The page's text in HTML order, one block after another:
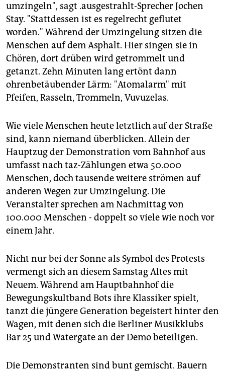
umzingeln", sagt .ausgestrahlt-Sprecher Jochen
Stay. "Stattdessen ist es regelrecht geflutet
worden." Während der Umzingelung sitzen die
Menschen auf dem Asphalt. Hier singen sie in
Chören, dort drüben wird getrommelt und
getanzt. Zehn Minuten lang ertönt dann
ohrenbetäubender Lärm: "Atomalarm" mit
Pfeifen, Rasseln, Trommeln, Vuvuzelas.
Wie viele Menschen heute letztlich auf der Straße
sind, kann niemand überblicken. Allein der
Hauptzug der Demonstration vom Bahnhof aus
umfasst nach taz-Zählungen etwa 50.000
Menschen, doch tausende weitere strömen auf
anderen Wegen zur Umzingelung. Die
Veranstalter sprechen am Nachmittag von
100.000 Menschen - doppelt so viele wie noch vor
einem Jahr.
Nicht nur bei der Sonne als Symbol des Protests
vermengt sich an diesem Samstag Altes mit
Neuem. Während am Hauptbahnhof die
Bewegungskultband Bots ihre Klassiker spielt,
tanzt die jüngere Generation begeistert hinter den
Wagen, mit denen sich die Berliner Musikklubs
Bar 25 und Watergate an der Demo beteiligen.
Die Demonstranten sind bunt gemischt. Bauern